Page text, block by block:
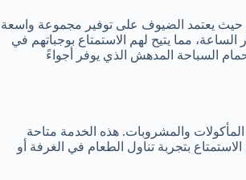
حيث يعتمد الضيوف على توفير مجموعة واسعة
مما يتيح لهم الاستمتاع بوجباتهم في
السباحة المدهش الذي يوفر أجواءً
والمشروبات. هذه الخدمة متاحة
بتجربة تناول الطعام في الغرفة أو